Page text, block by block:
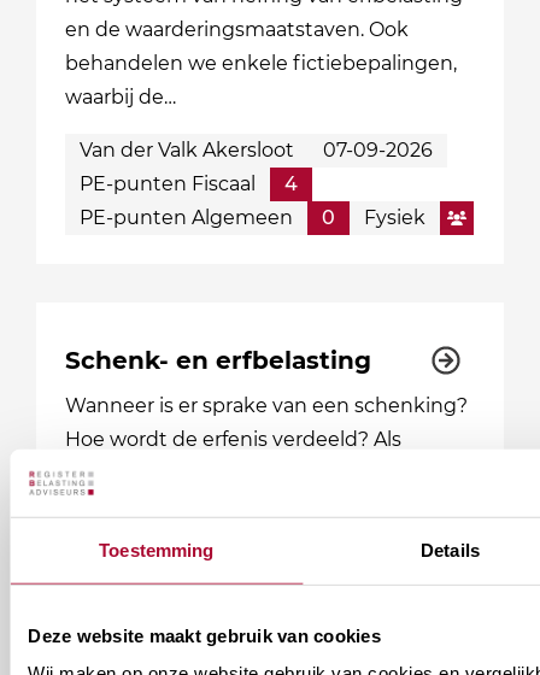
Toestemming Details
Deze website maakt gebruik van cookies
en de waarderingsmaatstaven. Ook
behandelen we enkele fictiebepalingen,
waarbij de…
Van der Valk Akersloot
07-09-2026
PE-punten Fiscaal
4
PE-punten Algemeen
0 Fysiek
Schenk- en erfbelasting
Wanneer is er sprake van een schenking?
Hoe wordt de erfenis verdeeld? Als
belastingadviseur beweeg je mee met de
krijgt dan ook gegarandeerd te maken…
BCN Utrecht (Daltonlaan 100)
Datum mogelijkheden: 2
PE-punten Fiscaal
18